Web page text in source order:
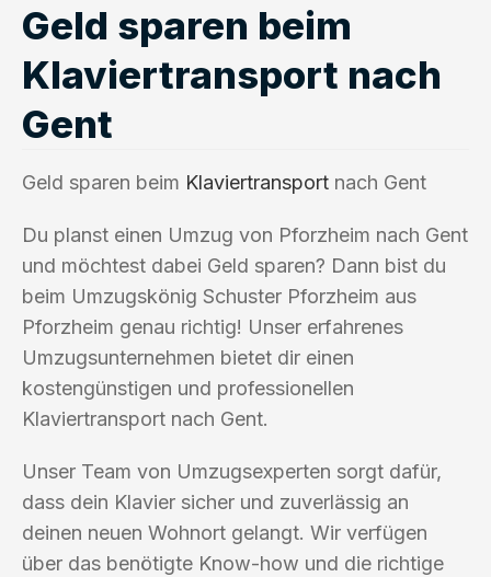
Geld sparen beim
Klaviertransport nach
Gent
Geld sparen beim Klaviertransport nach Gent
Du planst einen Umzug von Pforzheim nach Gent
und möchtest dabei Geld sparen? Dann bist du
beim Umzugskönig Schuster Pforzheim aus
Pforzheim genau richtig! Unser erfahrenes
Umzugsunternehmen bietet dir einen
kostengünstigen und professionellen
Klaviertransport nach Gent.
Unser Team von Umzugsexperten sorgt dafür,
dass dein Klavier sicher und zuverlässig an
deinen neuen Wohnort gelangt. Wir verfügen
über das benötigte Know-how und die richtige